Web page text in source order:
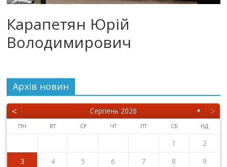
Карапетян Юрій
Володимирович
Архiв новин
< Серпень 2026 ▼ >
ПН ВТ СР ЧТ ПТ СБ НД
1
2
3
4 5 6 7 8
9